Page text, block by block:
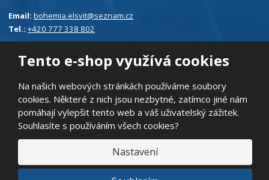
Tento e-shop využívá cookies
Na našich webových stránkách používáme soubory
cookies. Některé z nich jsou nezbytné, zatímco jiné nám
pomáhají vylepšit tento web a váš uživatelský zážitek.
Souhlasíte s používáním všech cookies?
Nastavení
Email: bohemia.elsvit@seznam.cz
Tel.:+420 777 338 802
© 2026, BOHEMIA ELSVIT s.r.o.
Prohlášení o přístupnosti|Ochrana osobních údajů|Mapa stránek
E
N